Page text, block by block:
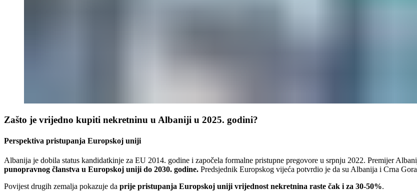
Zašto je vrijedno kupiti nekretninu u Albaniji u 2025. godini?
Perspektiva pristupanja Europskoj uniji
Albanija je dobila status kandidatkinje za EU 2014. godine i započela formalne pristupne pregovore u srpnju 2022. Premijer
punopravnog članstva u Europskoj uniji do 2030. godine. Predsjednik Europskog vijeća potvrdio je da su Albanija i Crna
Povijest drugih zemalja pokazuje da prije pristupanja Europskoj uniji vrijednost nekretnina raste čak i za 30-50%.